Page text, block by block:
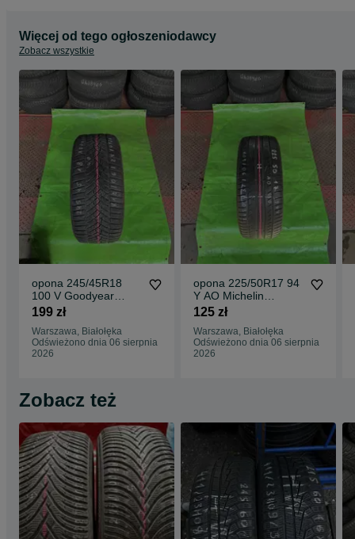
Więcej od tego ogłoszeniodawcy
Zobacz wszystkie
opona 245/45R18
100 V Goodyear
UltraGrip
199 zł
Warszawa, Białołęka
Odświeżono dnia 06 sierpnia
2026
opona 225/50R17 94
Y AO Michelin
Primacy HP
125 zł
Warszawa, Białołęka
Odświeżono dnia 06 sierpnia
2026
Zobacz też